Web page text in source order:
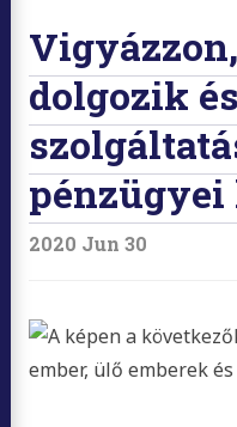
dolgozik
pénzügyei
2020 Jun 30